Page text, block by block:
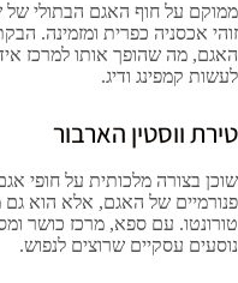
ממוקם על חוף האגם הבתולי של
זוהי אכסניה כפרית ומזמינה.
האגם, מה שהופך אותו למרכז
לעשות קמפינג ודיג.
טירת ווסטין הארבור
שוכן בצורה מלכותית על חופי
פנורמיים של האגם, אלא הוא
טורונטו. עם ספא, מרכז כושר
נוסעים עסקיים שרוצים לנפוש.